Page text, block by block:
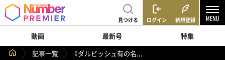
見つける ログイン 新規登録
動画 最新号
特集
記事一覧
《ダルビッシュ有の名...